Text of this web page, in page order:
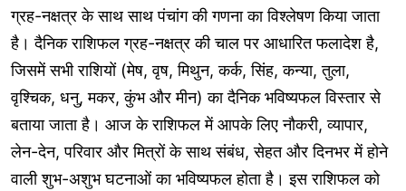
ग्रह-नक्षत्र के साथ साथ पंचांग की गणना का विश्लेषण किया जाता
है। दैनिक राशिफल ग्रह-नक्षत्र की चाल पर आधारित फलादेश है,
जिसमें सभी राशियों (मेष, वृष, मिथुन, कर्क, सिंह, कन्या, तुला,
वृश्चिक, धनु, मकर, कुंभ और मीन) का दैनिक भविष्यफल विस्तार से
बताया जाता है। आज के राशिफल में आपके लिए नौकरी, व्यापार,
लेन-देन, परिवार और मित्रों के साथ संबंध, सेहत और दिनभर में होने
वाली शुभ-अशुभ घटनाओं का भविष्यफल होता है। इस राशिफल को